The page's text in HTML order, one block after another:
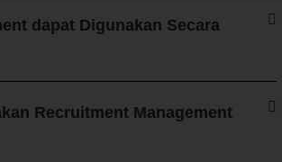
dapat Digunakan Secara
Recruitment Management